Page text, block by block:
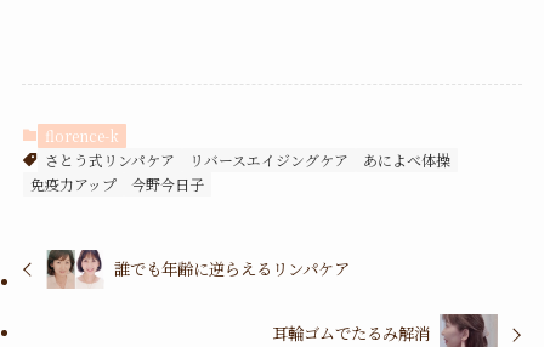
florence-k
さとう式リンパケア
リバースエイジングケア
あによべ体操
免疫力アップ
今野今日子
誰でも年齢に逆らえるリンパケア
耳輪ゴムでたるみ解消